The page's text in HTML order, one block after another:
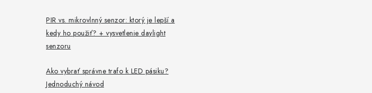
PIR vs. mikrovlnný senzor: ktorý je lepší a
kedy ho použiť? + vysvetlenie daylight
senzoru
Ako vybrať správne trafo k LED pásiku?
Jednoduchý návod